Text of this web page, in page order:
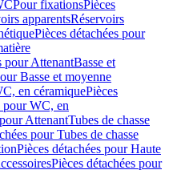
Pour fixationsPièces
apparentsRéservoirs
Pièces détachées pour
pour AttenantBasse et
Basse et moyenne
en céramiquePièces
pour WC, en
AttenantTubes de chasse
pour Tubes de chasse
Pièces détachées pour Haute
Pièces détachées pour